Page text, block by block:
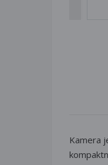
Kamera